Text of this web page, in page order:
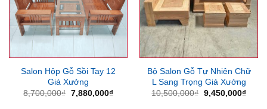
Salon Hộp Gỗ Sồi Tay 12
Giá Xưởng
8,700,000₫ Giá
7,880,000₫Giá
Bộ Salon Gỗ Tự Nhiên Chữ
L Sang Trọng Giá Xưởng
10,500,000₫ Giá
9,450,000₫Giá